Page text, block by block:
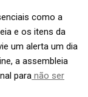
como a
e os itens da
um alerta um dia
a assembleia
para não ser